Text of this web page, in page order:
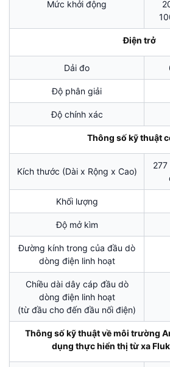
Mức khởi động
Điện trở
Dải đo
Độ phân giải
Độ chính xác
Thông số kỹ thuật
Kích thước (Dài x Rộng x Cao)
Khối lượng
Độ mở kìm
Đường kính trong của đầu dò
dòng điện linh hoạt
Chiều dài dây cáp đầu dò
dòng điện linh hoạt
(từ đầu cho đến đầu nối điện)
Thông số kỹ thuật về môi trường
dụng thực hiển thị từ xa